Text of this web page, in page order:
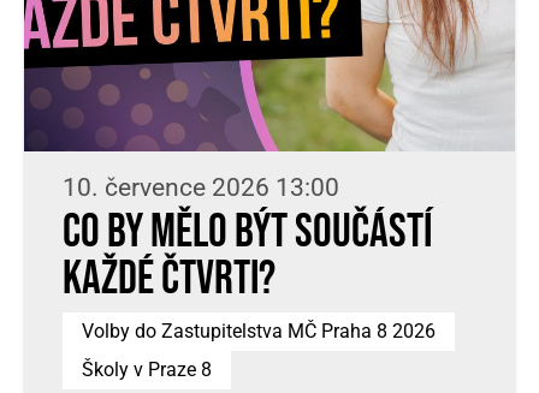
10. července 2026 13:00
Co by mělo být součástí
každé čtvrti?
Volby do Zastupitelstva MČ Praha 8 2026
Školy v Praze 8